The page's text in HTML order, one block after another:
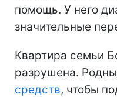
помощь. У него
значительные
Квартира семьи
разрушена.
средств, чтобы